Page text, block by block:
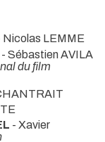
Nicolas LEMME
- Sébastien AVILA
du film
- Xavier